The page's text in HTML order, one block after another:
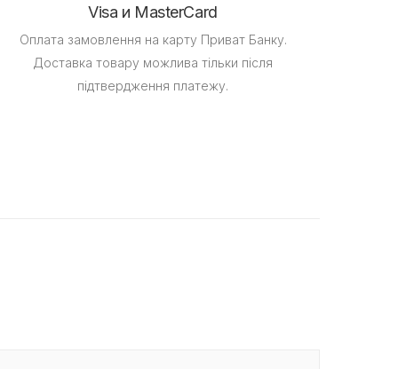
Visa и MasterCard
Оплата замовлення на карту Приват Банку.
Доставка товару можлива тільки після
підтвердження платежу.